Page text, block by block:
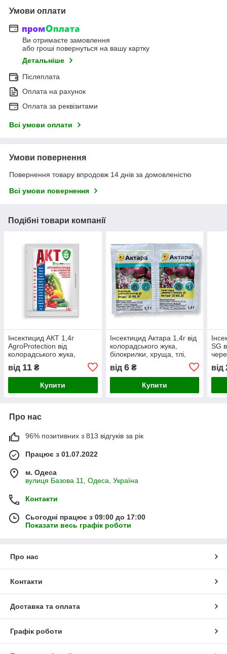
Умови оплати
Ви отримаєте замовлення
або гроші повернуться на вашу картку
Детальніше
Післяплата
Оплата на рахунок
Оплата за реквізитами
Всі умови оплати
Умови повернення
Повернення товару впродовж 14 днів за домовленістю
Всі умови повернення
Подібні товари компанії
Інсектицид АКТ 1,4г
AgroProtection від
колорадського жука,
гусениць
від 11 ₴
Купити
Інсектицид Актара 1,4г від
колорадського жука,
білокрилки, хруща, тлі,
від 6₴
Купити
SG
від
Про нас
96% позитивних з 813 відгуків за рік
Працює з 01.07.2022
м. Одеса
вулиця Базова 11, Одеса, Україна
Контакти
Сьогодні працює з 09:00 до 17:00
Показати весь графік роботи
Про нас
Контакти
Доставка та оплата
Графік роботи